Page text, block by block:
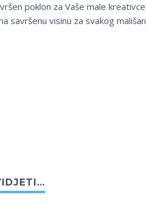
poklon za Vaše male
visinu za svakog